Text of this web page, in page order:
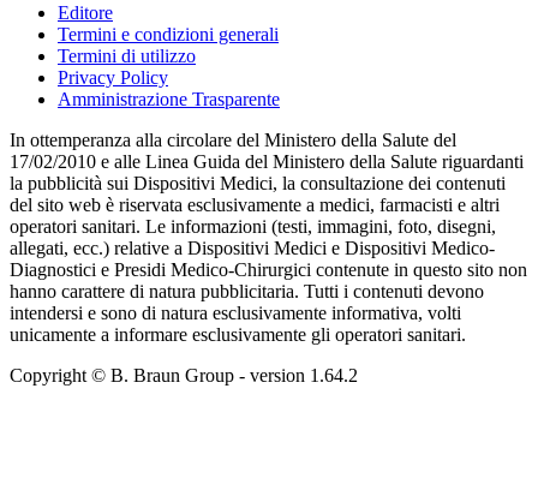
Editore
Termini e condizioni generali
Termini di utilizzo
Privacy Policy
Amministrazione Trasparente
In ottemperanza alla circolare del Ministero della Salute del
17/02/2010 e alle Linea Guida del Ministero della Salute riguardanti
la pubblicità sui Dispositivi Medici, la consultazione dei contenuti
del sito web è riservata esclusivamente a medici, farmacisti e altri
operatori sanitari. Le informazioni (testi, immagini, foto, disegni,
allegati, ecc.) relative a Dispositivi Medici e Dispositivi Medico-
Diagnostici e Presidi Medico-Chirurgici contenute in questo sito non
hanno carattere di natura pubblicitaria. Tutti i contenuti devono
intendersi e sono di natura esclusivamente informativa, volti
unicamente a informare esclusivamente gli operatori sanitari.
Copyright © B. Braun Group - version 1.64.2